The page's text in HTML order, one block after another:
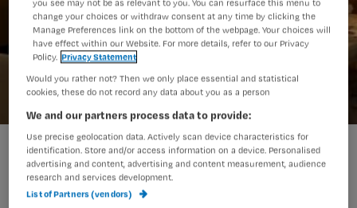
ANP-1000_25751159.jpg
you see may not be as relevant to you. You can resurface this menu to
change your choices or withdraw consent at any time by clicking the
Manage Preferences link on the bottom of the webpage. Your choices will
have effect within our Website. For more details, refer to our Privacy
Policy. Privacy Statement
Would you rather not? Then we only place essential and statistical
cookies, these do not record any data about you as a person
We and our partners process data to provide:
Use precise geolocation data. Actively scan device characteristics for
identification. Store and/or access information on a device. Personalised
advertising and content, advertising and content measurement, audience
research and services development.
List of Partners (vendors)